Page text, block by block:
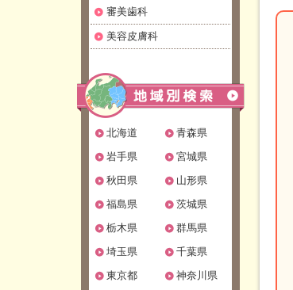
審美歯科
美容皮膚科
北海道
青森県
岩手県
宮城県
秋田県
山形県
福島県
茨城県
栃木県
群馬県
埼玉県
千葉県
東京都
神奈川県